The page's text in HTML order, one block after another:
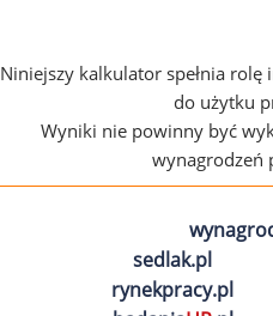
Niniejszy kalkulator spełnia
do użytku
Wyniki nie powinny być
wynagrodzeń
sedlak.pl
rynekpracy.pl